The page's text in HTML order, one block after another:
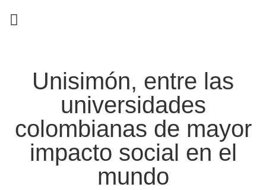
Unisimón, entre las
universidades
colombianas de mayor
impacto social en el
mundo